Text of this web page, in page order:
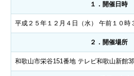
１．開催日時
平成２５年１２月４日（水） 午前１０時
２．開催場所
和歌山市栄谷151番地 テレビ和歌山新館3